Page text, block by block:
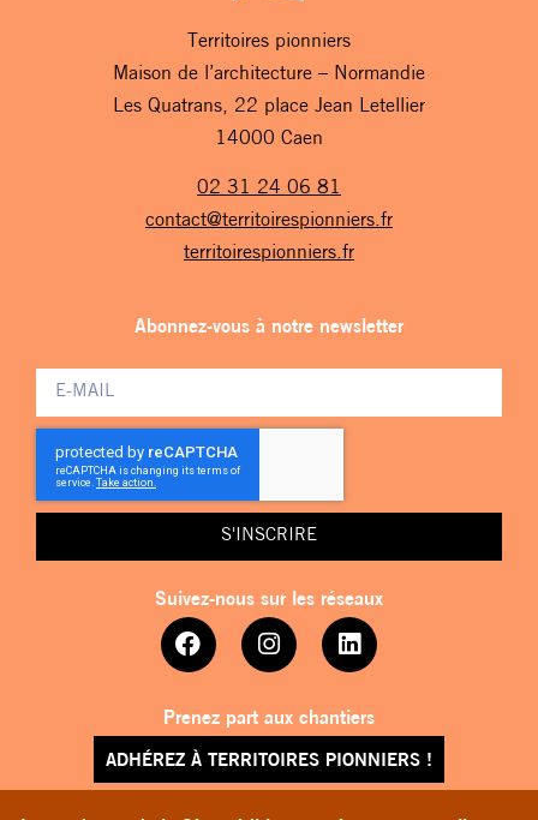
Territoires pionniers
Maison de l’architecture – Normandie
Les Quatrans, 22 place Jean Letellier
14000 Caen
02 31 24 06 81
contact@territoirespionniers.fr
territoirespionniers.fr
Abonnez-vous à notre newsletter
S'INSCRIRE
Suivez-nous sur les réseaux
Prenez part aux chantiers
ADHÉREZ À TERRITOIRES PIONNIERS !